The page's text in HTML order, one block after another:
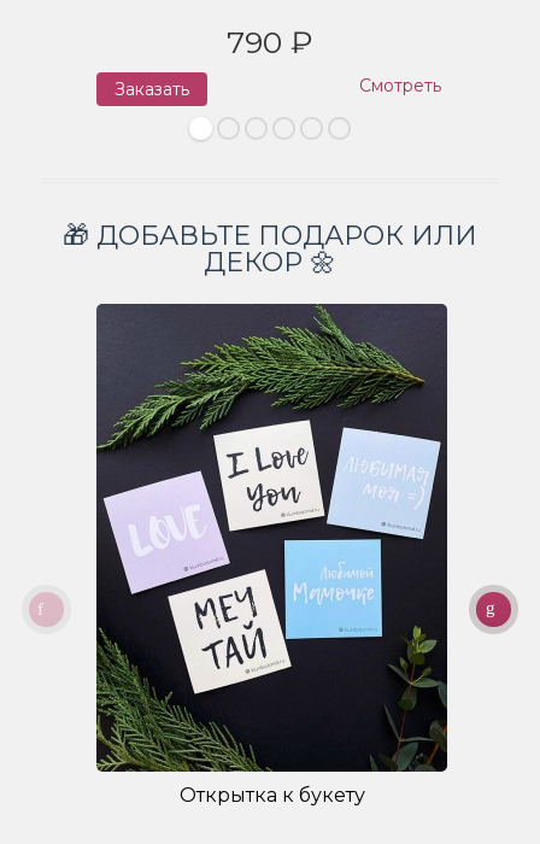
790 ₽
Заказать Смотреть
🎁 ДОБАВЬТЕ ПОДАРОК ИЛИ
ДЕКОР 🌼
Открытка к букету